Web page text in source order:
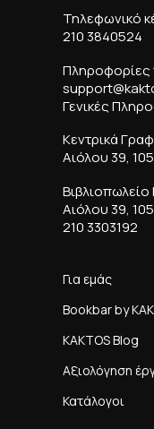
Τηλεφωνικό
210 3840524
Πληροφορίες
Γενικές
Κεντρικά
Αιόλου 39,
Αιόλου 39,
210 3303192
Για εμάς
Bookbar by
KAKTOS Blog
Αξιολόγηση
Κατάλογοι